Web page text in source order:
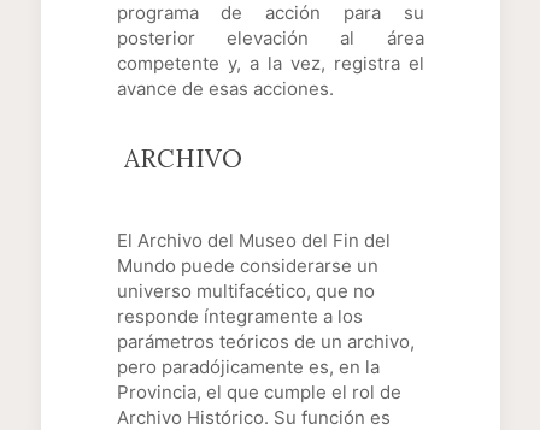
programa de acción para su
posterior elevación al área
competente y, a la vez, registra el
avance de esas acciones.
ARCHIVO
El Archivo del Museo del Fin del
Mundo puede considerarse un
universo multifacético, que no
responde íntegramente a los
parámetros teóricos de un archivo,
pero paradójicamente es, en la
Provincia, el que cumple el rol de
Archivo Histórico. Su función es